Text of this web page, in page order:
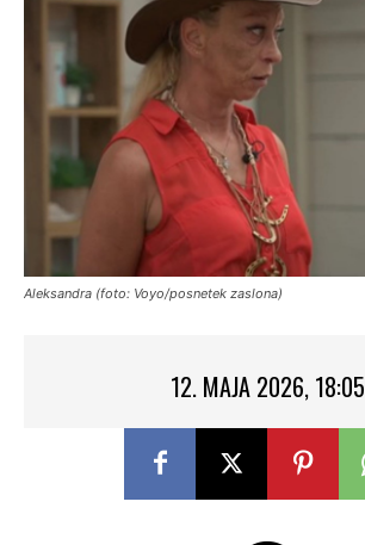
Aleksandra (foto: Voyo/posnetek zaslona)
12. MAJA 2026, 18:05